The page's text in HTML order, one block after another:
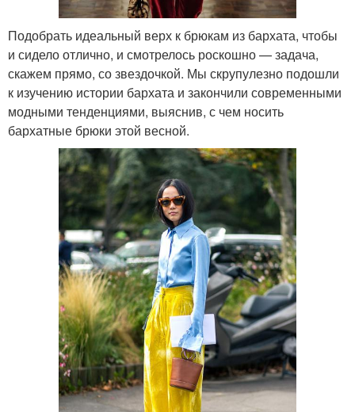
Подобрать идеальный верх к брюкам из бархата, чтобы
и сидело отлично, и смотрелось роскошно — задача,
скажем прямо, со звездочкой. Мы скрупулезно подошли
к изучению истории бархата и закончили современными
модными тенденциями, выяснив, с чем носить
бархатные брюки этой весной.